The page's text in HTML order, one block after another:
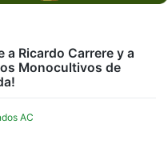
a Ricardo Carrere y a
Monocultivos de
AC